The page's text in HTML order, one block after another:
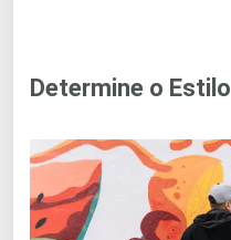
Determine o Estilo